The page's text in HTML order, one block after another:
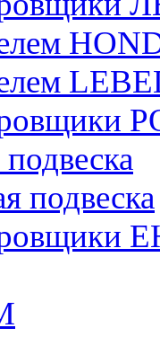
подвеска